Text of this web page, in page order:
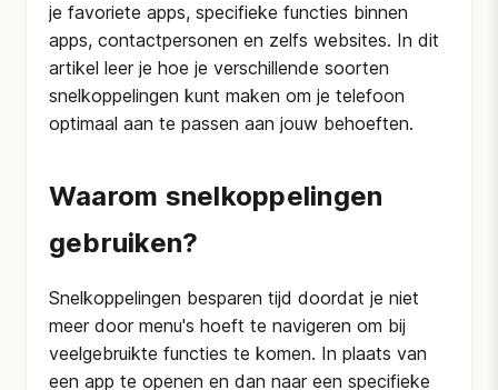
je favoriete apps, specifieke functies binnen
apps, contactpersonen en zelfs websites. In dit
artikel leer je hoe je verschillende soorten
snelkoppelingen kunt maken om je telefoon
optimaal aan te passen aan jouw behoeften.
Waarom snelkoppelingen
gebruiken?
Snelkoppelingen besparen tijd doordat je niet
meer door menu's hoeft te navigeren om bij
veelgebruikte functies te komen. In plaats van
een app te openen en dan naar een specifieke